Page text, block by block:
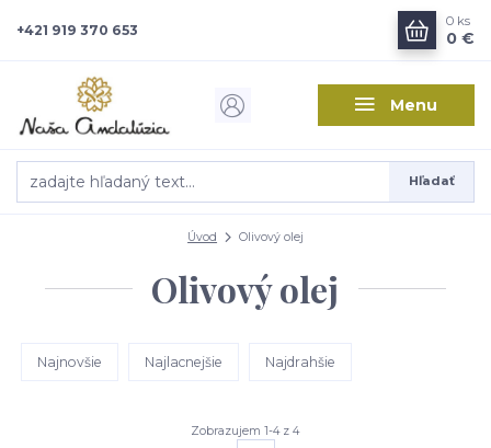
Menu
Hľadať
+421 919 370 653
0 ks
0 €
Úvod Olivový olej
Olivový olej
Najnovšie Najlacnejšie Najdrahšie
Zobrazujem 1-4 z 4